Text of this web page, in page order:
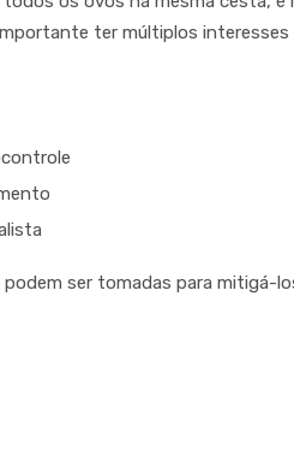
ter múltiplos
ser tomadas para mitigá-